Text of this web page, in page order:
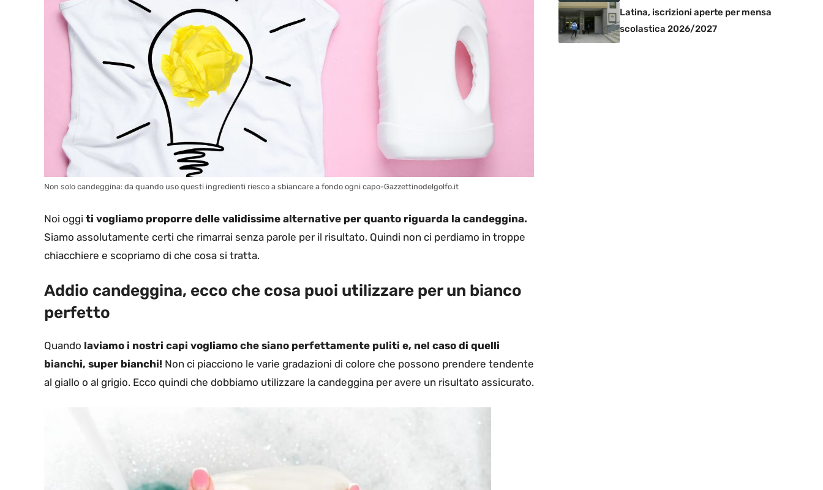
Non solo candeggina: da quando uso questi ingredienti riesco a sbiancare a fondo ogni capo-Gazzettinodelgolfo.it
Noi oggi ti vogliamo proporre delle validissime alternative per quanto riguarda la candeggina.
Siamo assolutamente certi che rimarrai senza parole per il risultato. Quindi non ci perdiamo in troppe
chiacchiere e scopriamo di che cosa si tratta.
Addio candeggina, ecco che cosa puoi utilizzare per un bianco
perfetto
Quando laviamo i nostri capi vogliamo che siano perfettamente puliti e, nel caso di quelli
bianchi, super bianchi! Non ci piacciono le varie gradazioni di colore che possono prendere tendente
al giallo o al grigio. Ecco quindi che dobbiamo utilizzare la candeggina per avere un risultato assicurato.
Latina, iscrizioni aperte per mensa
scolastica 2026/2027